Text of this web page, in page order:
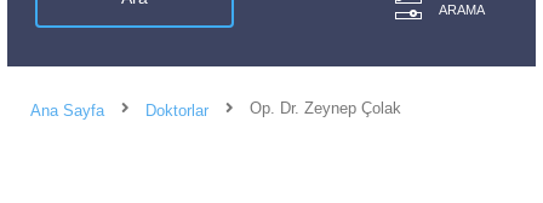
ARAMA
Ana Sayfa Doktorlar Op. Dr. Zeynep Çolak